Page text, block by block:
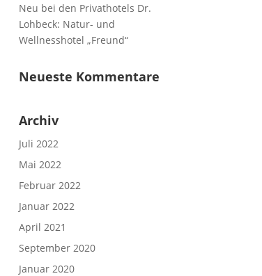
Neu bei den Privathotels Dr.
Lohbeck: Natur- und
Wellnesshotel „Freund“
Neueste Kommentare
Archiv
Juli 2022
Mai 2022
Februar 2022
Januar 2022
April 2021
September 2020
Januar 2020